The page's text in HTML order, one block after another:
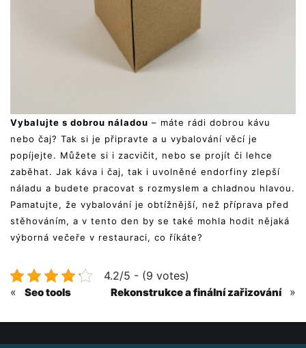
Vybalujte s dobrou náladou – máte rádi dobrou kávu
nebo čaj? Tak si je připravte a u vybalování věcí je
popíjejte. Můžete si i zacvičit, nebo se projít či lehce
zaběhat. Jak káva i čaj, tak i uvolněné endorfiny zlepší
náladu a budete pracovat s rozmyslem a chladnou hlavou.
Pamatujte, že vybalování je obtížnější, než příprava před
stěhováním, a v tento den by se také mohla hodit nějaká
výborná večeře v restauraci, co říkáte?
4.2/5 - (9 votes)
«
Seo tools Rekonstrukce a finální zařizování »